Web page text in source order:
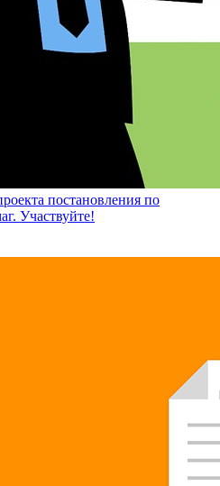
постановления по
Участвуйте!